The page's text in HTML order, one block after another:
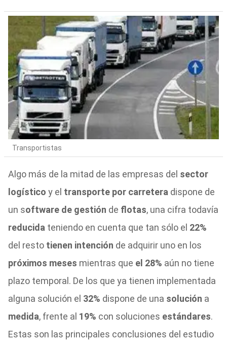
Transportistas
Algo más de la mitad de las empresas del sector
logístico y el transporte por carretera dispone de
un software de gestión de flotas, una cifra todavía
reducida teniendo en cuenta que tan sólo el 22%
del resto tienen intención de adquirir uno en los
próximos meses mientras que el 28% aún no tiene
plazo temporal. De los que ya tienen implementada
alguna solución el 32% dispone de una solución a
medida, frente al 19% con soluciones estándares.
Estas son las principales conclusiones del estudio